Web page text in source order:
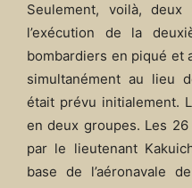
Seulement, voilà,
l’exécution de la
bombardiers en piqué et
simultanément au lieu
était prévu initialement.
en deux groupes. Les 26
par le lieutenant
base de l’aéronavale